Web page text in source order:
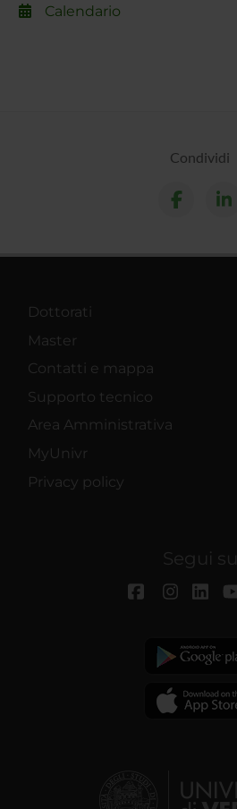
Calendario
Condividi
Dottorati
Master
Contatti e mappa
Supporto tecnico
Area Amministrativa
MyUnivr
Privacy policy
Segui su